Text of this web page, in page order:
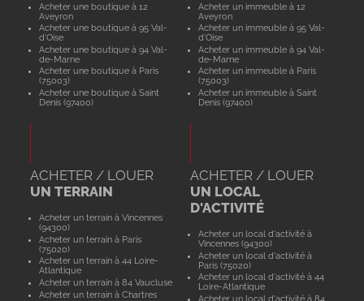
Acheter une boutique à 12
Aveyron
Acheter une boutique à 95 Val-
d'Oise
Acheter une boutique à 94 Val-
de-Marne
Acheter une boutique à Paris
(75003)
Acheter une boutique à Saint
Denis (97400)
Acheter un immeuble à 12
Aveyron
Acheter un immeuble à 95 Val-
d'Oise
Acheter un immeuble à 94 Val-
de-Marne
Acheter un immeuble à Paris
(75003)
Acheter un immeuble à Saint
Denis (97400)
ACHETER / LOUER
UN TERRAIN
Acheter un terrain à Vincennes
(94300)
Acheter un terrain à Paris
(75020)
Acheter un terrain à 44 Loire-
Atlantique
Acheter un terrain à 84 Vaucluse
Acheter un terrain à Chartres
ACHETER / LOUER
UN LOCAL
D'ACTIVITÉ
Acheter un local d'activité à
Vincennes (94300)
Acheter un local d'activité à
Paris (75020)
Acheter un local d'activité à 44
Loire-Atlantique
Acheter un local d'activité à 84